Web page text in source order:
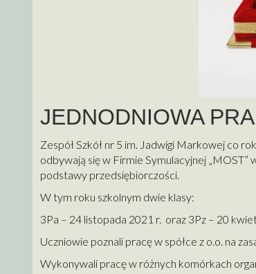
JEDNODNIOWA
Zespół Szkół nr 5 im. Jadwigi Markowej co
odbywają się w Firmie Symulacyjnej
podstawy przedsiębiorczości.
W tym roku szkolnym dwie klasy:
3Pa – 24 listopada 2021 r. oraz 3Pz – 20
Uczniowie poznali pracę w spółce z o.o. na
Wykonywali pracę w różnych komórkach